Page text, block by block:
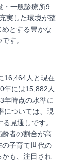
・一般診療所9
実した環境が整
とする豊かな
す。
16,464人と現在
年には15,882人
年時点の水準に
については、現
見通しです。
者の割合が高
の子育て世代の
も、注目され